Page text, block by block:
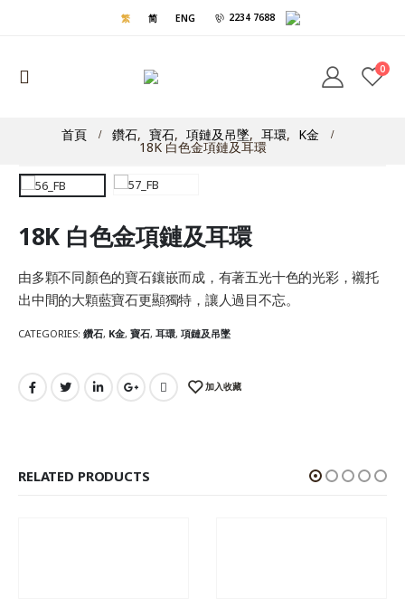
繁 简 ENG 2234 7688
0
首頁 鑽石, 寶石, 項鏈及吊墜, 耳環, K金
18K 白色金項鏈及耳環
18K 白色金項鏈及耳環
由多顆不同顏色的寶石鑲嵌而成，有著五光十色的光彩，襯托
出中間的大顆藍寶石更顯獨特，讓人過目不忘。
CATEGORIES: 鑽石, K金, 寶石, 耳環, 項鏈及吊墜
加入收藏
RELATED PRODUCTS